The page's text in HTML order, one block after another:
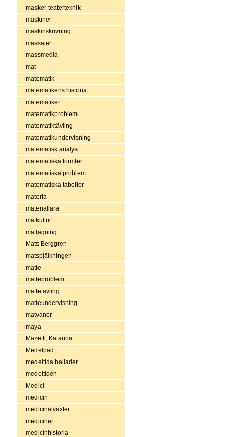
masker-teaterteknik
maskiner
maskinskrivning
massajer
massmedia
mat
matematik
matematikens historia
matematiker
matematikproblem
matematiktävling
matematikundervisning
matematisk analys
matematiska formler
matematiska problem
matematiska tabeller
materia
materiallära
matkultur
matlagning
Mats Berggren
matspjälkningen
matte
matteproblem
mattetävling
matteundervisning
matvanor
maya
Mazetti, Katarina
Medelpad
medeltida ballader
medeltiden
Medici
medicin
medicinalväxter
mediciner
medicinhistoria